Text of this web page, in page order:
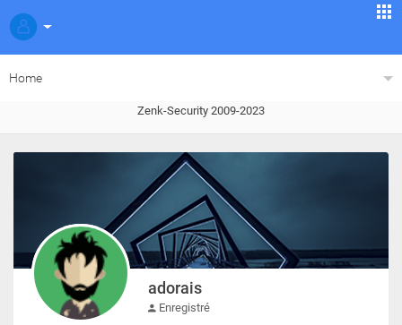
Home
Zenk-Security 2009-2023
adorais
Enregistré